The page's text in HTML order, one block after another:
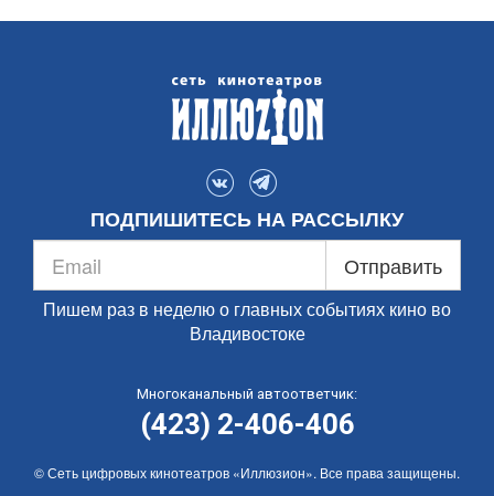
ПОДПИШИТЕСЬ НА РАССЫЛКУ
Отправить
Пишем раз в неделю о главных событиях кино во
Владивостоке
Многоканальный автоответчик:
(423) 2-406-406
© Сеть цифровых кинотеатров «Иллюзион». Все права защищены.